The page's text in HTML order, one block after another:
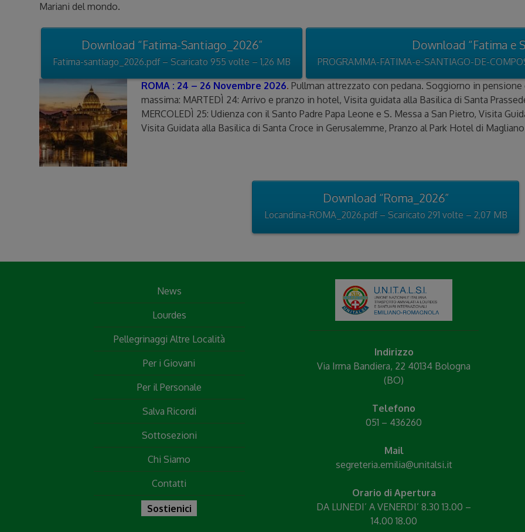
Mariani del mondo.
Download “Fatima-Santiago_2026”
Fatima-santiago_2026.pdf – Scaricato 955 volte – 1,26 MB
Download “Fatima e
PROGRAMMA-FATIMA-e-SANTIAGO-DE-
ROMA : 24 – 26 Novembre 2026.Pullman attrezzato con pedana. Soggiorno in
massima: MARTEDÌ 24: Arrivo e pranzo in hotel, Visita guidata alla Basilica di Santa
MERCOLEDÌ 25: Udienza con il Santo Padre Papa Leone e S. Messa a San Pietro, Visita
Visita Guidata alla Basilica di Santa Croce in Gerusalemme, Pranzo al Park Hotel di
Download “Roma_2026”
Locandina-ROMA_2026.pdf – Scaricato 291 volte – 2,07 MB
News
Lourdes
Pellegrinaggi Altre Località
Per i Giovani
Per il Personale
Salva Ricordi
Sottosezioni
Chi Siamo
Contatti
Sostienici
Indirizzo
Via Irma Bandiera, 22 40134 Bologna
(BO)
Telefono
051 – 436260
Mail
segreteria.emilia@unitalsi.it
Orario di Apertura
DA LUNEDI’ A VENERDI’ 8.30 13.00 –
14.00 18.00